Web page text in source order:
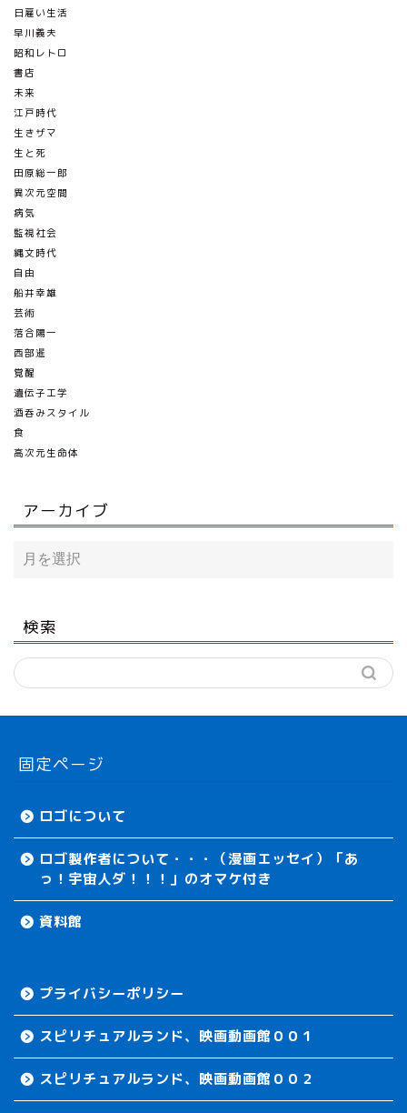
日雇い生活
早川義夫
昭和レトロ
書店
未来
江戸時代
生きザマ
生と死
田原総一郎
異次元空間
病気
監視社会
縄文時代
自由
船井幸雄
芸術
落合陽一
西部暹
覚醒
遺伝子工学
酒呑みスタイル
食
高次元生命体
アーカイブ
検索
固定ページ
ロゴについて
ロゴ製作者について・・・（漫画エッセイ）「あ
っ！宇宙人ダ！！！」のオマケ付き
資料館
プライバシーポリシー
スピリチュアルランド、映画動画館００１
スピリチュアルランド、映画動画館００２